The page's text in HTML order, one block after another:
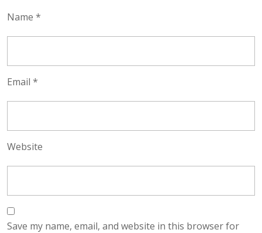
Name *
Email *
Website
Save my name, email, and website in this browser for